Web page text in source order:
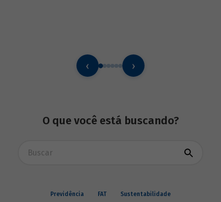
‹ ›
O que você está buscando?
Previdência FAT Sustentabilidade